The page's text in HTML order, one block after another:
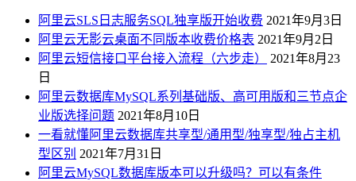
阿里云SLS日志服务SQL独享版开始收费 2021年9月3日
阿里云无影云桌面不同版本收费价格表 2021年9月2日
阿里云短信接口平台接入流程（六步走）
2021年8月23
日
阿里云数据库MySQL系列基础版、高可用版和三节点企
业版选择问题 2021年8月10日
一看就懂阿里云数据库共享型/通用型/独享型/独占主机
型区别 2021年7月31日
阿里云MySQL数据库版本可以升级吗？可以有条件